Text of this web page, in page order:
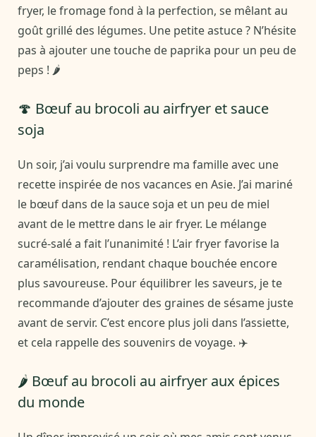
fryer, le fromage fond à la perfection, se mêlant au
goût grillé des légumes. Une petite astuce ? N’hésite
pas à ajouter une touche de paprika pour un peu de
peps ! 🌶️
🍄 Bœuf au brocoli au airfryer et sauce
soja
Un soir, j’ai voulu surprendre ma famille avec une
recette inspirée de nos vacances en Asie. J’ai mariné
le bœuf dans de la sauce soja et un peu de miel
avant de le mettre dans le air fryer. Le mélange
sucré-salé a fait l’unanimité ! L’air fryer favorise la
caramélisation, rendant chaque bouchée encore
plus savoureuse. Pour équilibrer les saveurs, je te
recommande d’ajouter des graines de sésame juste
avant de servir. C’est encore plus joli dans l’assiette,
et cela rappelle des souvenirs de voyage. ✈️
🌶️ Bœuf au brocoli au airfryer aux épices
du monde